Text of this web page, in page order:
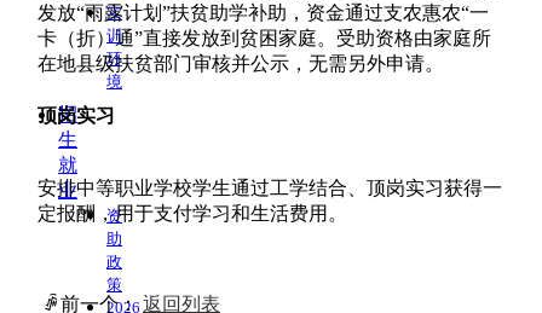
实
训
环
境
招
生
就
业
资
助
政
策
2026
发放“雨露计划”扶贫助学补助，资金通过支农惠农“一
卡（折）通”直接发放到贫困家庭。受助资格由家庭所
在地县级扶贫部门审核并公示，无需另外申请。
顶岗实习
安排中等职业学校学生通过工学结合、顶岗实习获得一
定报酬，用于支付学习和生活费用。
ꄴ 前一个： 返回列表